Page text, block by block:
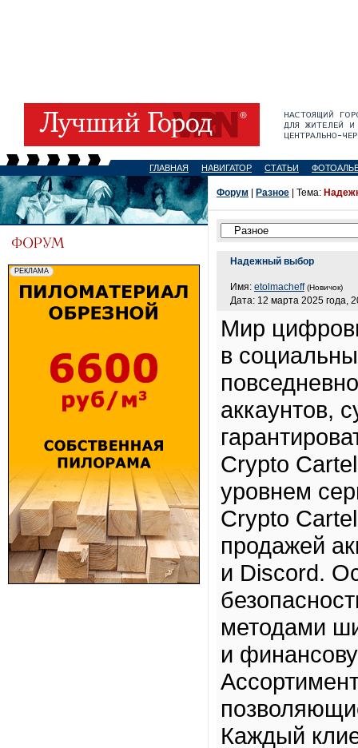
ГЛАВНАЯ НАВИГАТОР СТАТЬИ
Форум Разное | Тема:
Надежный выбор
Имя: etolmacheff (Новичок)
Дата: 12 марта 2025 года,
Мир
в
аккаунтов,
Crypto
уровнем
Crypto
продажей
и Discord.
методами
и
Каждый